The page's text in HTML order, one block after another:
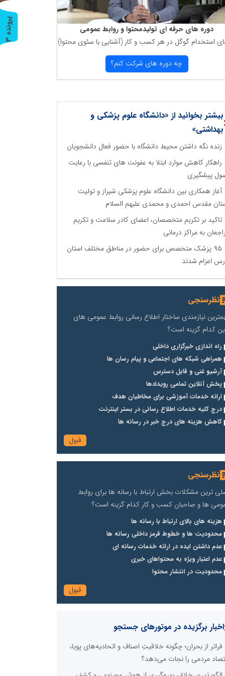
دوره های حرفه ای تولیدمحتوا و روابط عمومی
استخدام گوگل در هر كسب و كار (آشنایی با سئوی محتوا)
چه دوره های شركت كنم؟
بیشتر بخوانید از «دانشگاه علوم پزشکی و
بهداشتی»
زنده نگه داشتن محیط دانشگاه با حضور فعال دانشجویان
راهکار کاهش موارد ابتلا به عفونت های تنفسی با رعایت
پیشگیری
آغاز همکاری بین دانشگاه علوم پزشکی شیراز و تولیت
مقدس احمدی و محمدی علیهم السلام
تاکید بر تکریم متخصصان، اعضای کادر سلامت و تکریم
به مراکز درمانی
۹۵ پزشک متخصص برای حضور در مناطق مختلف استان
اعزام شدند
نظرسنجی
نیازمندی ساختار اطلاع رسانی روابط عمومی های
کدام گزینه است؟
راه اندازی خبرگزاری داخلی
همراهی شبکه های اجتماعی و پیام رسان ها
آرشیو غنی و قابل دسترس
پخش آنلاین تمامی رویدادها
ارائه خدمات آموزشی برای مخاطیان هدف
درج کلیه خدمات اطلاع رسانی در بستر اینترنت
کاهش هزینه های درج خبر در رسانه ها
نظرسنجی
ترین مشکلات بخش ارتباط با رسانه ها برای روابط
ها و صاحبان کسب و کار کدام گزینه است؟
هزینه های بالای ارتباط با رسانه ها
محدودیت ها و خطوط قرمز داخلی رسانه ها
عدم داشتن ایده در ارائه خدمات رسانه ای
عدم اعتبار ویژه به محتواهای خبری
محدودیت در انتشار محتوا
اخبار برگزیده در موتورهای جستجو
فراتر از بحران؛ چگونه خلاقیتِ اصناف و اتحادیه‌های پویا،
مردمی را نجات می‌دهد؟
پ
ر
و
ن
د
ه
3